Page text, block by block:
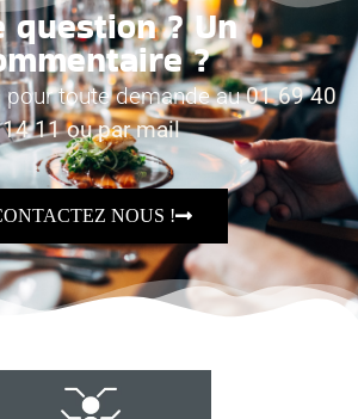
question ? Un
?
pour toute demande au01 69 40
14 11 ou par mail
NOUS !